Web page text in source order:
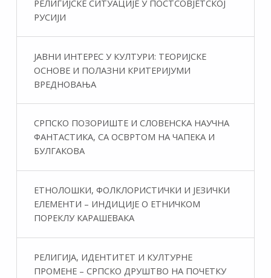
РЕЛИГИЈСКЕ СИТУАЦИЈЕ У ПОСТСОВЈЕТСКОЈ
РУСИЈИ
ЈАВНИ ИНТЕРЕС У КУЛТУРИ: ТЕОРИЈСКЕ
ОСНОВЕ И ПОЛАЗНИ КРИТЕРИЈУМИ
ВРЕДНОВАЊА
СРПСКО ПОЗОРИШТЕ И СЛОВЕНСКА НАУЧНА
ФАНТАСТИКA, СА ОСВРТОМ НА ЧАПЕКА И
БУЛГАКОВА
ЕТНОЛОШКИ, ФОЛКЛОРИСТИЧКИ И ЈЕЗИЧКИ
ЕЛЕМЕНТИ – ИНДИЦИЈЕ О ЕТНИЧКОМ
ПОРЕКЛУ КАРАШЕВАКА
РЕЛИГИЈА, ИДЕНТИТЕТ И КУЛТУРНЕ
ПРОМЕНЕ – СРПСКО ДРУШТВО НА ПОЧЕТКУ